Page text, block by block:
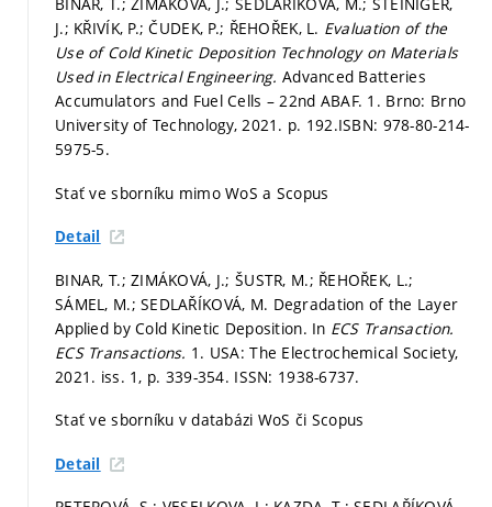
BINAR, T.; ZIMÁKOVÁ, J.; SEDLAŘÍKOVÁ, M.; ŠTEINIGER,
J.; KŘIVÍK, P.; ČUDEK, P.; ŘEHOŘEK, L. Evaluation of the
Use of Cold Kinetic Deposition Technology on Materials
Used in Electrical Engineering. Advanced Batteries
Accumulators and Fuel Cells – 22nd ABAF. 1. Brno: Brno
University of Technology, 2021. p. 192.ISBN: 978-80-214-
5975-5.
Stať ve sborníku mimo WoS a Scopus
Detail
BINAR, T.; ZIMÁKOVÁ, J.; ŠUSTR, M.; ŘEHOŘEK, L.;
SÁMEL, M.; SEDLAŘÍKOVÁ, M. Degradation of the Layer
Applied by Cold Kinetic Deposition. In ECS Transaction.
ECS Transactions. 1. USA: The Electrochemical Society,
2021. iss. 1, p. 339-354. ISSN: 1938-6737.
Stať ve sborníku v databázi WoS či Scopus
Detail